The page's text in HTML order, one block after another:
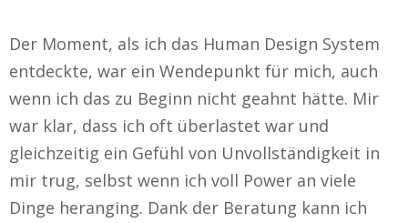
Der Moment, als ich das Human Design System
entdeckte, war ein Wendepunkt für mich, auch
wenn ich das zu Beginn nicht geahnt hätte. Mir
war klar, dass ich oft überlastet war und
gleichzeitig ein Gefühl von Unvollständigkeit in
mir trug, selbst wenn ich voll Power an viele
Dinge heranging. Dank der Beratung kann ich